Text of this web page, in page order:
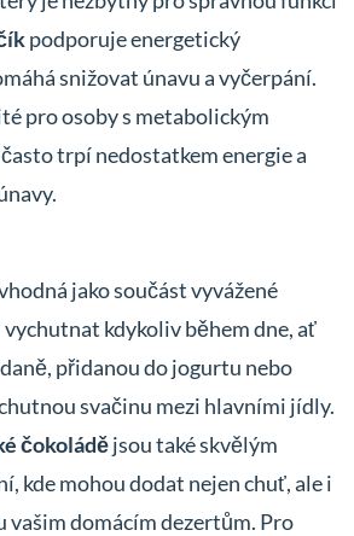
podporuje energetický
snižovat únavu a vyčerpání.
pro osoby s metabolickým
trpí nedostatkem energie a
jako součást vyvážené
kdykoliv během dne, ať
přidanou do jogurtu nebo
svačinu mezi hlavními jídly.
čokoládějsou také skvělým
kde mohou dodat nejen chuť, ale i
domácím dezertům. Pro